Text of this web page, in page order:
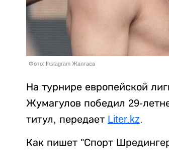
Фото: Instagram Жалгаса
На турнире европейской
Жумагулов победил 29-
титул, передает Liter.kz.
Как пишет "Спорт